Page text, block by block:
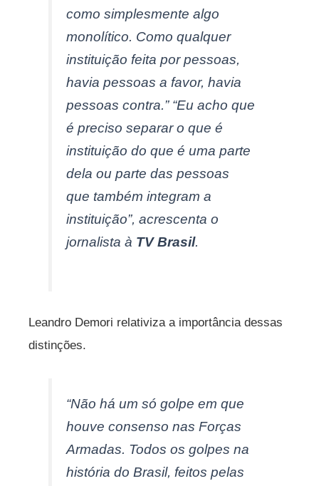
como simplesmente algo
monolítico. Como qualquer
instituição feita por pessoas,
havia pessoas a favor, havia
pessoas contra.” “Eu acho que
é preciso separar o que é
instituição do que é uma parte
dela ou parte das pessoas
que também integram a
instituição”, acrescenta o
jornalista à TV Brasil.
Leandro Demori relativiza a importância dessas
distinções.
“Não há um só golpe em que
houve consenso nas Forças
Armadas. Todos os golpes na
história do Brasil, feitos pelas